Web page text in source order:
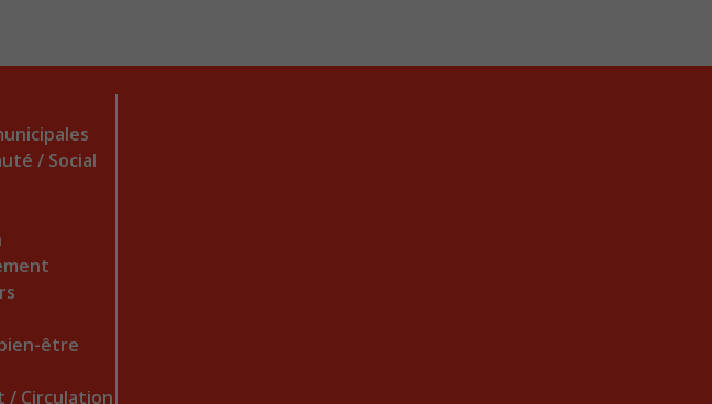
/ Social
être
/ Circulation